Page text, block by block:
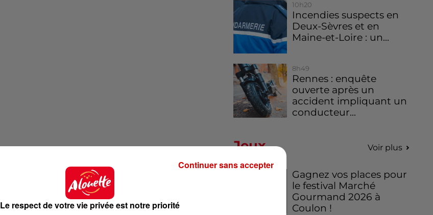
10h20
Incendies suspects en
Deux-Sèvres et en
Maine-et-Loire : un...
8h49
Rennes : enquête
ouverte après un
accident impliquant un
conducteur...
Jeux Voir plus
Gagnez vos places pour
le festival Marché
Gourmand 2026 à
Coulon !
Le respect de votre vie privée est notre priorité
Continuer sans accepter